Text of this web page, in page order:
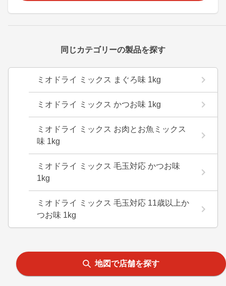
同じカテゴリーの製品を探す
ミオドライ ミックス まぐろ味 1kg
ミオドライ ミックス かつお味 1kg
ミオドライ ミックス お肉とお魚ミックス
味 1kg
ミオドライ ミックス 毛玉対応 かつお味
1kg
ミオドライ ミックス 毛玉対応 11歳以上か
つお味 1kg
地図で店舗を探す